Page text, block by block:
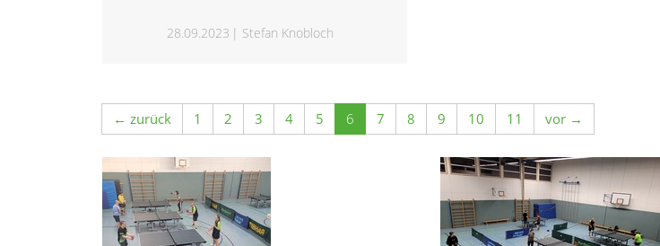
28.09.2023 Stefan Knobloch
← zurück 1 2 3 4 5 6 7 8 9 10 11 vor →